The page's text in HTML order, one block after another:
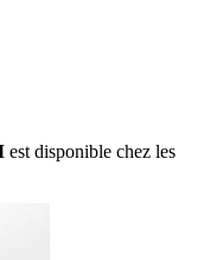
est disponible chez les